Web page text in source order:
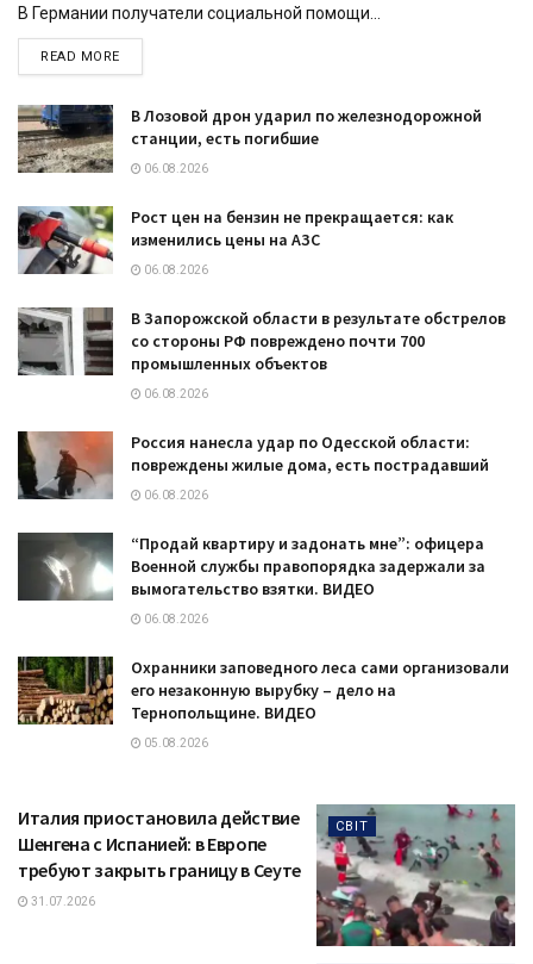
В Германии получатели социальной помощи...
READ MOREDETAILS
В Лозовой дрон ударил по железнодорожной
станции, есть погибшие
06.08.2026
Рост цен на бензин не прекращается: как
изменились цены на АЗС
06.08.2026
В Запорожской области в результате обстрелов
со стороны РФ повреждено почти 700
промышленных объектов
06.08.2026
Россия нанесла удар по Одесской области:
повреждены жилые дома, есть пострадавший
06.08.2026
“Продай квартиру и задонать мне”: офицера
Военной службы правопорядка задержали за
вымогательство взятки. ВИДЕО
06.08.2026
Охранники заповедного леса сами организовали
его незаконную вырубку – дело на
Тернопольщине. ВИДЕО
05.08.2026
СВІТ
Италия приостановила действие
Шенгена с Испанией: в Европе
требуют закрыть границу в Сеуте
31.07.2026